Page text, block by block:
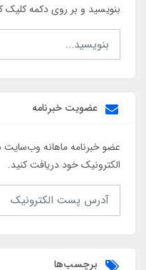
بنویسید و بر روی دکمه کلیک
عضویت خبرنامه
عضو خبرنامه ماهانه وب‌سایت
الکترونیک خود دریافت کنید.
برچسب‌ها